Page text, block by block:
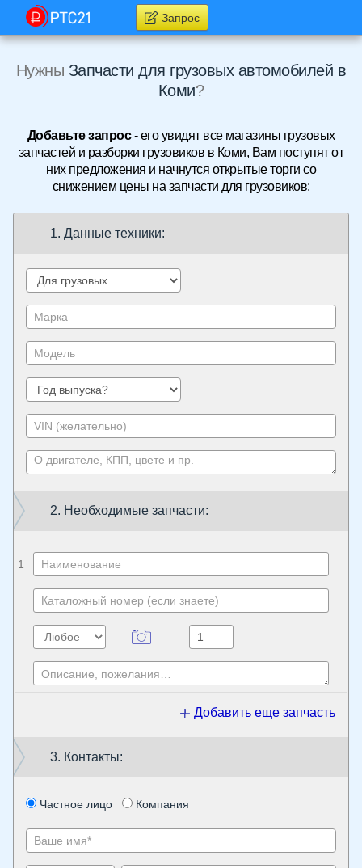
Запрос
Нужны Запчасти для грузовых автомобилей в
Коми?
Добавьте запрос- его увидят все магазины грузовых
запчастей и разборки грузовиков в Коми, Вам поступят от
них предложения и начнутся открытые торги со
снижением цены на запчасти для грузовиков:
1. Данные техники:
2. Необходимые запчасти:
1
Добавить еще запчасть
3. Контакты:
Частное лицо Компания